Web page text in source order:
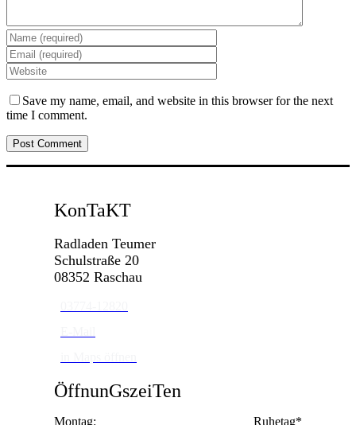
Save my name, email, and website in this browser for the next
time I comment.
KonTaKT
Radladen Teumer
Schulstraße 20
08352 Raschau
ÖffnunGszeiTen
Montag: Ruhetag*